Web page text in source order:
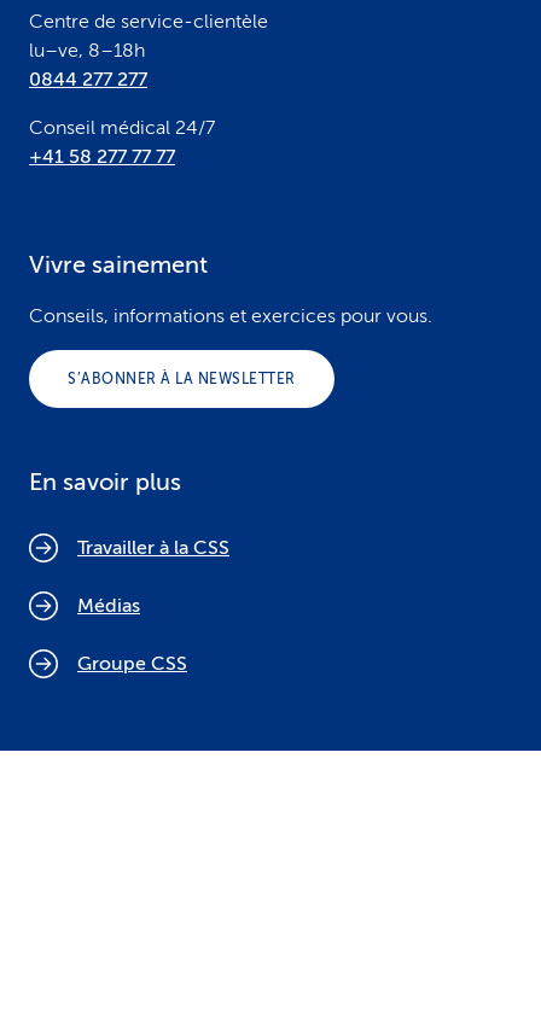
Centre de service-clientèle
lu–ve, 8–18h
0844 277 277
Conseil médical 24/7
+41 58 277 77 77
Vivre sainement
Conseils, informations et exercices pour vous.
S’ABONNER À LA NEWSLETTER
En savoir plus
Travailler à la CSS
Médias
Groupe CSS